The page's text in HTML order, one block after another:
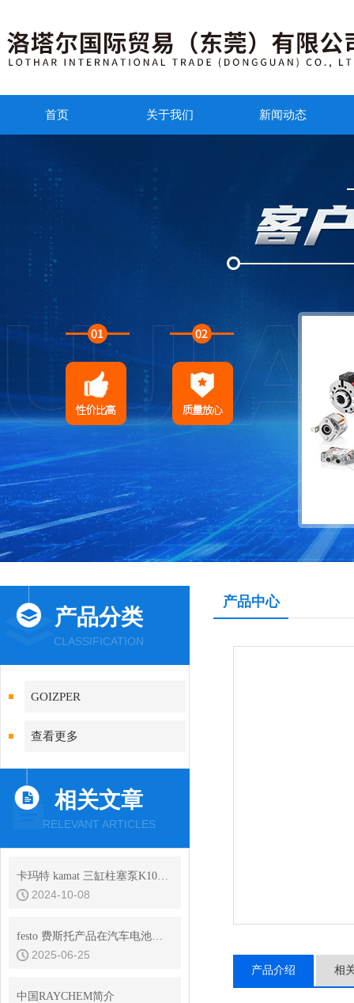
首页 关于我们 新闻动态
产品分类
CLASSIFICATION
GOIZPER
查看更多
相关文章
RELEVANT ARTICLES
卡玛特 kamat 三缸柱塞泵K10000–3G
2024-10-08
festo 费斯托产品在汽车电池生产中的应用
2025-06-25
中国RAYCHEM简介
产品中心
产品介绍 相